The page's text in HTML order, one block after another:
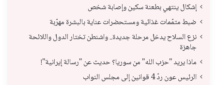
إشكال ينتهي بطعنة سكين وإصابة شخص
ضبط متمّمات غذائية ومستحضرات عناية بالبشرة مهرّبة
نزع السلاح يدخل مرحلة جديدة.. واشنطن تختار الدول واللائحة
جاهزة
ماذا يريد "حزب الله" من سوريا؟ حديث عن "رسالة إيرانية"!
الرئيس عون ردّ 4 قوانين إلى مجلس النواب